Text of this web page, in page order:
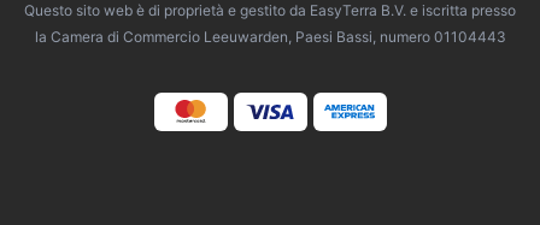
Questo sito web è di proprietà e gestito da EasyTerra B.V. e iscritta presso
la Camera di Commercio Leeuwarden, Paesi Bassi, numero 01104443